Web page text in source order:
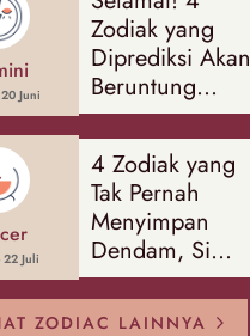
Banyak Hal
Juni
Zodiak yang
Diprediksi Akan
Beruntung
Sepanjang
Agustus 2026
22 Juli
4 Zodiak yang
Tak Pernah
Menyimpan
Dendam, Si
Paling Mudah
Memaafkan!
ZODIAC LAINNYA